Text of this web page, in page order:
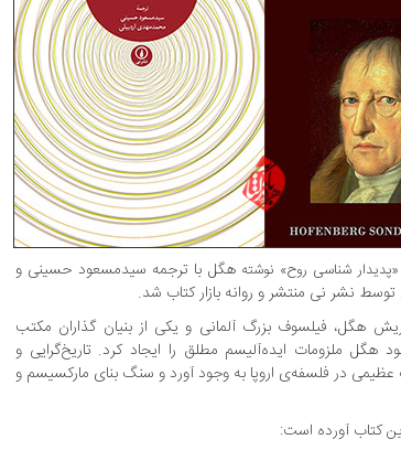
«پدیدار شناسی روح» نوشتههگل با ترجمه سیدمسعود حسینی و
نشر نی منتشر و روانه بازار کتاب شد.
هگل، فیلسوف بزرگ آلمانی و یکی از بنیان گذاران مکتب
هگل ملزومات ایده‌آلیسم مطلق را ایجاد کرد. تاریخ‌گرایی و
عظیمی در فلسفه‌ی اروپا به وجود آورد و سنگ بنای مارکسیسم و
کتاب آورده است: